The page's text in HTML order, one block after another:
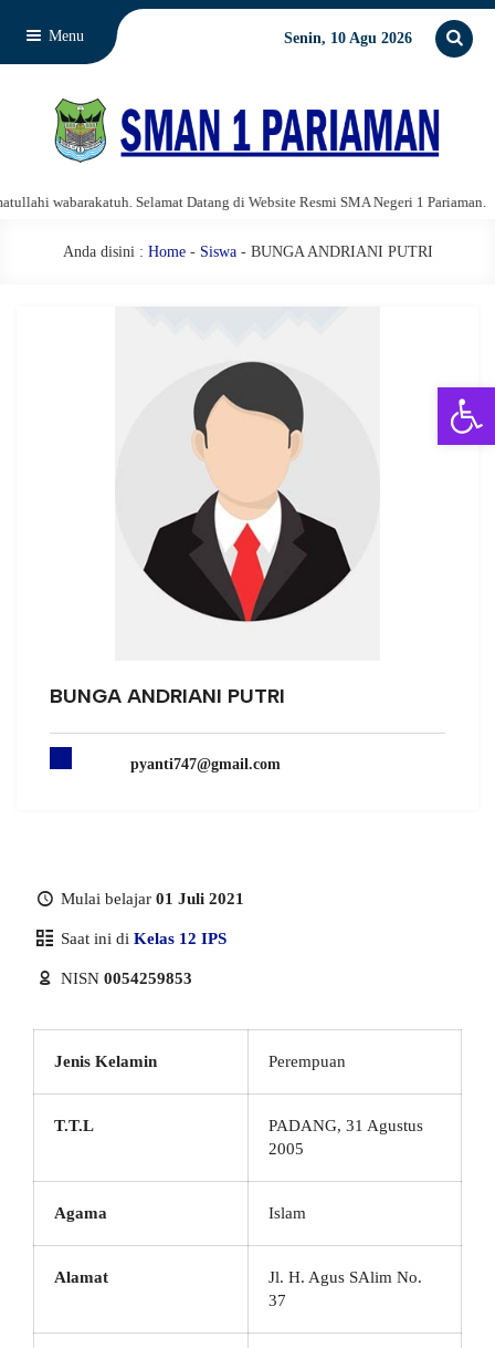
Menu Senin, 10 Agu 2026
wabarakatuh. Selamat Datang di Website Resmi SMA Negeri 1 Pariaman.
Anda disini : Home- Siswa- BUNGA ANDRIANI PUTRI
BUNGA ANDRIANI PUTRI
pyanti747@gmail.com
Mulai belajar 01 Juli 2021
Saat ini di Kelas 12 IPS
NISN 0054259853
Jenis Kelamin Perempuan
T.T.L
PADANG, 31 Agustus
2005
Agama Islam
Alamat
Jl. H. Agus SAlim No.
37